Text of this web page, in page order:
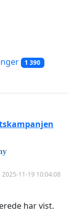
1 390
2025-11-19 10:04:08
har vist.